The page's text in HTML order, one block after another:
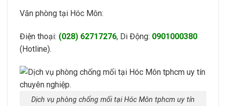
Văn phòng tại Hóc Môn:
Điện thoại: (028) 62717276, Di Động: 0901000380
(Hotline).
Dịch vụ phòng chống mối tại Hóc Môn tphcm uy tín